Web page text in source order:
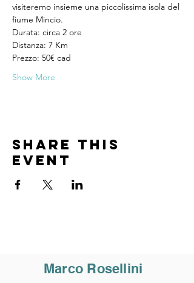
visiteremo insieme una piccolissima isola del
fiume Mincio.
Durata: circa 2 ore
Distanza: 7 Km
Prezzo: 50€ cad
Show More
Share this
event
Marco Rosellini